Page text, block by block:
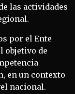
las actividades
por el Ente
objetivo de
en un contexto
nacional.